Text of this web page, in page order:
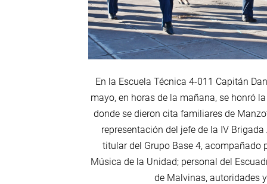
En la Escuela Técnica 4-011 Capitán
mayo, en horas de la mañana, se honró
donde se dieron cita familiares de
representación del jefe de la IV
titular del Grupo Base 4,
Música de la Unidad; personal del
de Malvinas, autoridades